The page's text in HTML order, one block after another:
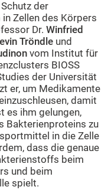
der
Zellen des Körpers
Dr. Winfried
Tröndle und
vom Institut für
BIOSS
der Universität
er, um Medikamente
damit
es ihm gelungen,
Bakterienproteins zu
in die Zelle
dass die genaue
beim
und beim
spielt.